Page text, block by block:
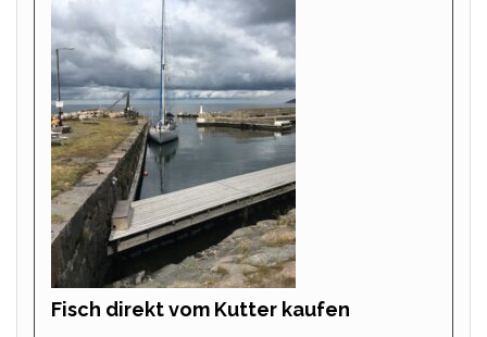
Fisch direkt vom Kutter kaufen